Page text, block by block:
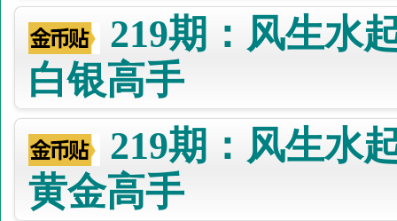
219期：风生水
白银高手
219期：风生水
黄金高手